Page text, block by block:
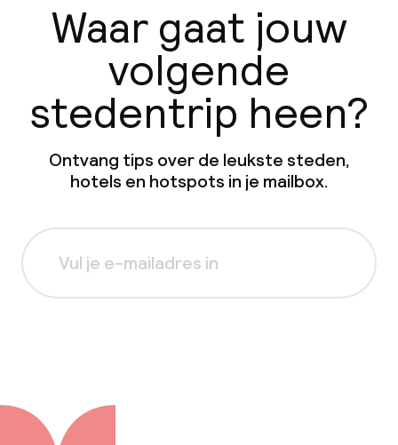
Waar gaat jouw
volgende
stedentrip heen?
Ontvang tips over de leukste steden,
hotels en hotspots in je mailbox.